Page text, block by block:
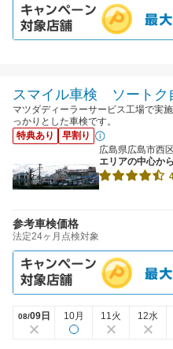
スマイル車検 ソートク
マツダディーラーサービス工場で実
っかりとした車検です。
特典あり
早割り
広島県広島市西
エリアの中心から
参考車検価格
法定24ヶ月点検対象
08/09日 10月 11火 12水